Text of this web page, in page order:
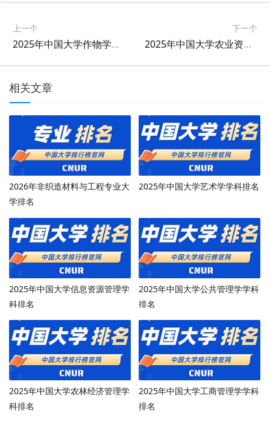
上一个
2025年中国大学作物学学科排名
下一个
2025年中国大学农业资源与环境学科排名
相关文章
2026年非织造材料与工程专业大
学排名
2025年中国大学艺术学学科排名
2025年中国大学信息资源管理学
科排名
2025年中国大学公共管理学学科
排名
2025年中国大学农林经济管理学
科排名
2025年中国大学工商管理学学科
排名